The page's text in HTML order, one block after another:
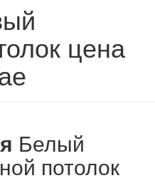
цена
Белый
потолок